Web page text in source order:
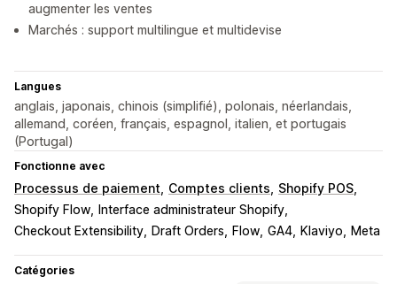
augmenter les ventes
Marchés : support multilingue et multidevise
Langues
anglais, japonais, chinois (simplifié), polonais, néerlandais,
allemand, coréen, français, espagnol, italien, et portugais
(Portugal)
Fonctionne avec
Processus de paiement Comptes clients
Shopify POS
Shopify Flow
Interface administrateur Shopify
Checkout Extensibility
Draft Orders Flow GA4 Klaviyo Meta
Catégories